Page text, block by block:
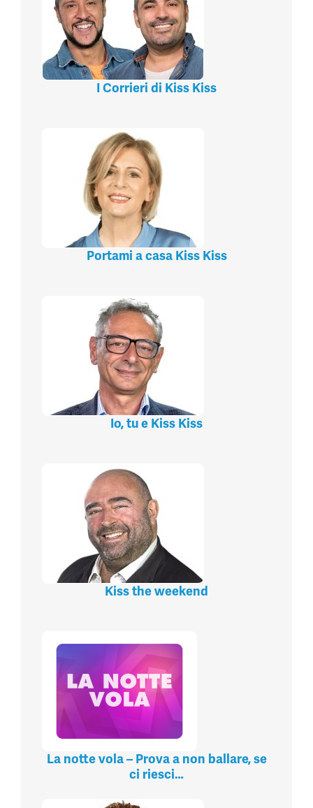
I Corrieri di Kiss Kiss
Portami a casa Kiss Kiss
Io, tu e Kiss Kiss
Kiss the weekend
La notte vola – Prova a non ballare, se
ci riesci…